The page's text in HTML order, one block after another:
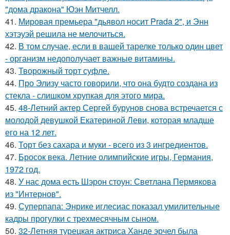
"дома дракона" Юэн Митчелл.
41. Мировая премьера "дьявол носит Prada 2", и Энн
хэтэуэй решила не мелочиться.
42. В том случае, если в вашей тарелке только один цвет
- организм недополучает важные витамины.
43. Творожный торт суфле.
44. Про Элизу часто говорили, что она будто создана из
стекла - слишком хрупкая для этого мира.
45. 48-Летний актер Сергей бурунов снова встречается с
молодой девушкой Екатериной Леви, которая младше
его на 12 лет.
46. Торт без сахара и муки - всего из 3 ингредиентов.
47. Бросок века. Летние олимпийские игры, Германия,
1972 год.
48. У нас дома есть Шэрон стоун: Светлана Пермякова
из "Интернов".
49. Суперпапа: Энрике иглесиас показал умилительные
кадры прогулки с трехмесячным сыном.
50. 32-Летняя турецкая актриса Ханде эрчел была